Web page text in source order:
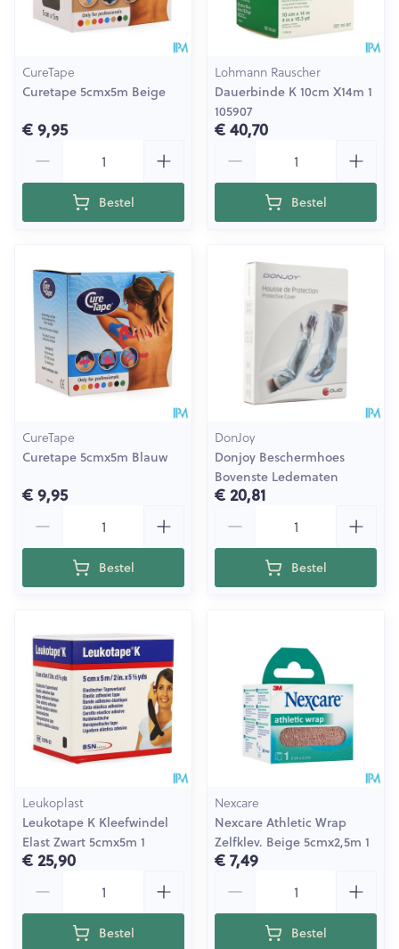
CureTape
Curetape 5cmx5m Beige
€ 9,95
Bestel
Lohmann Rauscher
Dauerbinde K 10cm X14m 1
105907
€ 40,70
Bestel
CureTape
Curetape 5cmx5m Blauw
€ 9,95
Bestel
DonJoy
Donjoy Beschermhoes
Bovenste Ledematen
€ 20,81
Bestel
Leukoplast
Leukotape K Kleefwindel
Elast Zwart 5cmx5m 1
€ 25,90
Bestel
Nexcare
Nexcare Athletic Wrap
Zelfklev. Beige 5cmx2,5m 1
€ 7,49
Bestel